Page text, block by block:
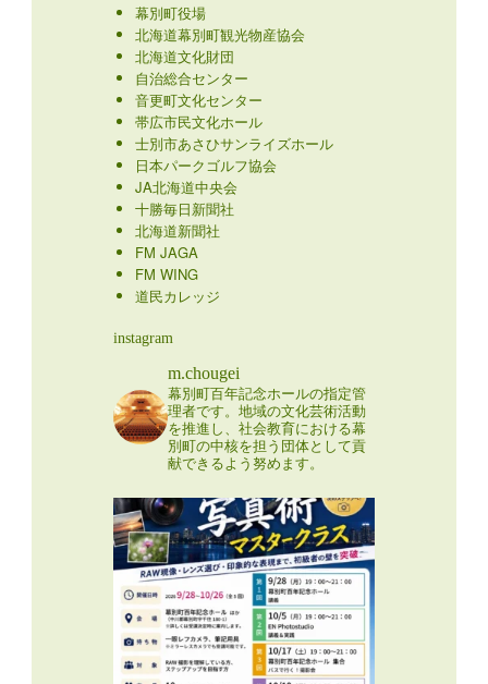
幕別町役場
北海道幕別町観光物産協会
北海道文化財団
自治総合センター
音更町文化センター
帯広市民文化ホール
士別市あさひサンライズホール
日本パークゴルフ協会
JA北海道中央会
十勝毎日新聞社
北海道新聞社
FM JAGA
FM WING
道民カレッジ
instagram
m.chougei
幕別町百年記念ホールの指定管
理者です。地域の文化芸術活動
を推進し、社会教育における幕
別町の中核を担う団体として貢
献できるよう努めます。